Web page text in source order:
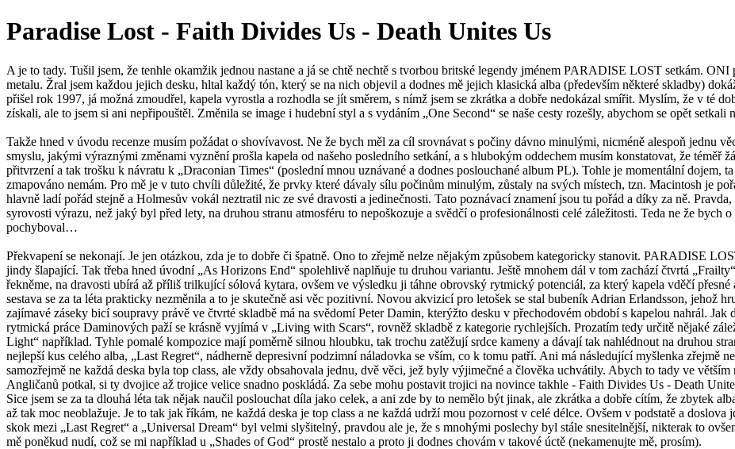
Paradise Lost - Faith Divides Us - Death Unites Us
A je to tady. Tušil jsem, že tenhle okamžik jednou nastane a já se chtě nechtě s tvorbou britské legendy jménem PARADISE LOST setkám.
metalu. Žral jsem každou jejich desku, hltal každý tón, který se na nich objevil a dodnes mě jejich klasická alba (především některé skladby)
přišel rok 1997, já možná zmoudřel, kapela vyrostla a rozhodla se jít směrem, s nímž jsem se zkrátka a dobře nedokázal smířit. Myslím, že v té
získali, ale to jsem si ani nepřipouštěl. Změnila se image i hudební styl a s vydáním „One Second“ se naše cesty rozešly, abychom se opět
Takže hned v úvodu recenze musím požádat o shovívavost. Ne že bych měl za cíl srovnávat s počiny dávno minulými, nicméně alespoň jednu
smyslu, jakými výraznými změnami vyznění prošla kapela od našeho posledního setkání, a s hlubokým oddechem musím konstatovat, že téměř
přitvrzení a tak trošku k návratu k „Draconian Times“ (poslední mnou uznávané a dodnes poslouchané album PL). Tohle je momentální dojem,
zmapováno nemám. Pro mě je v tuto chvíli důležité, že prvky které dávaly sílu počinům minulým, zůstaly na svých místech, tzn. Macintosh je
hlavně ladí pořád stejně a Holmesův vokál neztratil nic ze své dravosti a jedinečnosti. Tato poznávací znamení jsou tu pořád a díky za ně.
syrovosti výrazu, než jaký byl před lety, na druhou stranu atmosféru to nepoškozuje a svědčí o profesionálnosti celé záležitosti. Teda ne že
pochyboval…
Překvapení se nekonají. Je jen otázkou, zda je to dobře či špatně. Ono to zřejmě nelze nějakým způsobem kategoricky stanovit. PARADISE
jindy šlapající. Tak třeba hned úvodní „As Horizons End“ spolehlivě naplňuje tu druhou variantu. Ještě mnohem dál v tom zachází čtvrtá
řekněme, na dravosti ubírá až příliš trilkující sólová kytara, ovšem ve výsledku ji táhne obrovský rytmický potenciál, za který kapela vděčí
sestava se za ta léta prakticky nezměnila a to je skutečně asi věc pozitivní. Novou akvizicí pro letošek se stal bubeník Adrian Erlandsson, jehož
zajímavé záseky bicí soupravy právě ve čtvrté skladbě má na svědomí Peter Damin, kterýžto desku v přechodovém období s kapelou nahrál.
rytmická práce Daminových paží se krásně vyjímá v „Living with Scars“, rovněž skladbě z kategorie rychlejších. Prozatím tedy určitě nějaké
Light“ například. Tyhle pomalé kompozice mají poměrně silnou hloubku, tak trochu zatěžují srdce kameny a dávají tak nahlédnout na druhou
nejlepší kus celého alba, „Last Regret“, nádherně depresivní podzimní náladovka se vším, co k tomu patří. Ani má následující myšlenka zřejmě
samozřejmě ne každá deska byla top class, ale vždy obsahovala jednu, dvě věci, jež byly výjimečné a člověka uchvátily. Abych to tady ve
Angličanů potkal, si ty dvojice až trojice velice snadno poskládá. Za sebe mohu postavit trojici na novince takhle - Faith Divides Us - Death
Sice jsem se za ta dlouhá léta tak nějak naučil poslouchat díla jako celek, a ani zde by to nemělo být jinak, ale zkrátka a dobře cítím, že zbytek
až tak moc neoblažuje. Je to tak jak říkám, ne každá deska je top class a ne každá udrží mou pozornost v celé délce. Ovšem v podstatě a
skok mezi „Last Regret“ a „Universal Dream“ byl velmi slyšitelný, pravdou ale je, že s mnohými poslechy byl stále snesitelnější, nikterak to
mě poněkud nudí, což se mi například u „Shades of God“ prostě nestalo a proto ji dodnes chovám v takové úctě (nekamenujte mě, prosím).